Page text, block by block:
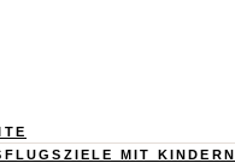
MIT KINDERN